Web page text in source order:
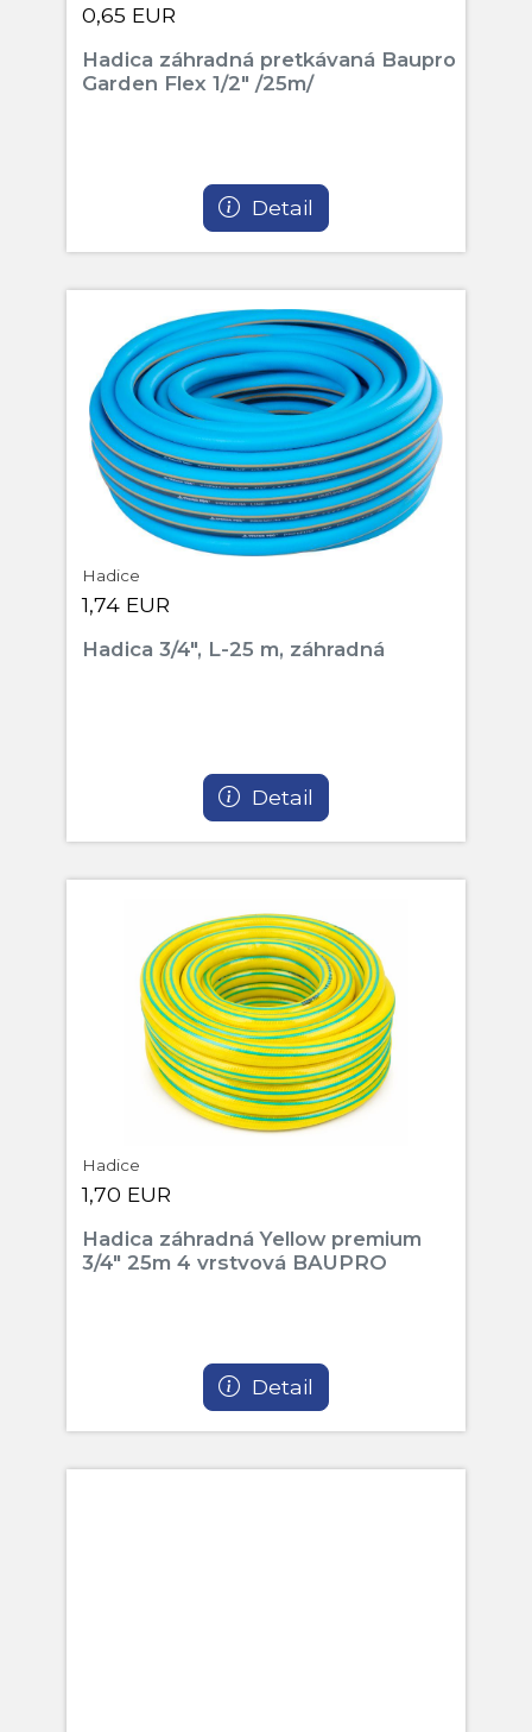
0,65 EUR
Hadica záhradná pretkávaná Baupro
Garden Flex 1/2" /25m/
Detail
Hadice
1,74 EUR
Hadica 3/4", L-25 m, záhradná
Detail
Hadice
1,70 EUR
Hadica záhradná Yellow premium
3/4" 25m 4 vrstvová BAUPRO
Detail